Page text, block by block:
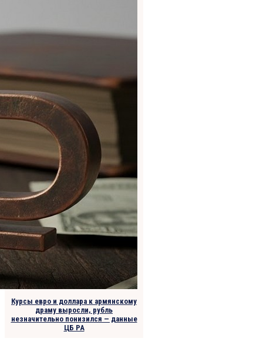
Курсы евро и доллара к армянскому
драму выросли, рубль
незначительно понизился — данные
ЦБ РА